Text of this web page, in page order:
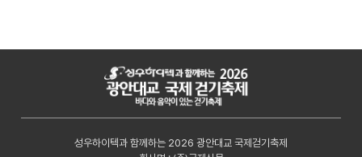
성우하이텍과 함께하는 2026 광안대교 국제걷기축제